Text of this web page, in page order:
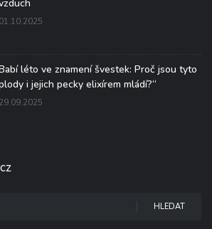
01.10.2025
léto ve znamení švestek: Proč jsou tyto
i jejich pecky elixírem mládí?“
29.09.2025
HLEDAT